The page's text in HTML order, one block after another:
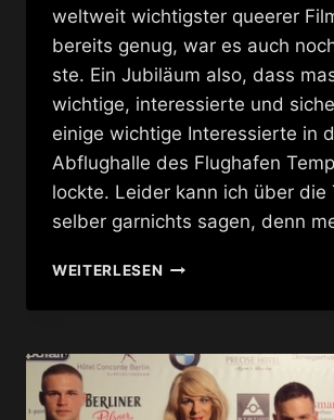
weltweit wichtigster queerer
bereits genug, war es auch
ste. Ein Jubiläum also, dass
wichtige, interessierte und
einige wichtige Interessierte in
Abflughalle des Flughafen
lockte. Leider kann ich über die
selber garnichts sagen, denn
WEITERLESENTEDDY
PARTY